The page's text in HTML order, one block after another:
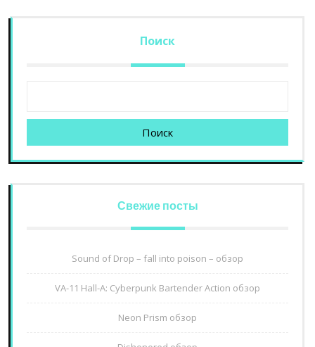
Поиск
Поиск
Свежие посты
Sound of Drop – fall into poison – обзор
VA-11 Hall-A: Cyberpunk Bartender Action обзор
Neon Prism обзор